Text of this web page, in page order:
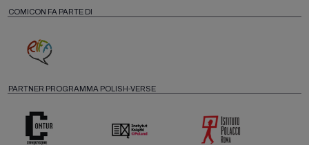
COMICON FA PARTE DI
PARTNER PROGRAMMA POLISH-VERSE